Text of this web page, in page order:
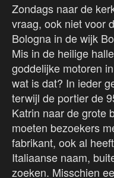
Zondags naar de
vraag, ook niet voor
Bologna in de wijk
Mis in de heilige
goddelijke motoren
wat is dat? In ieder
terwijl de portier de
Katrin naar de grote
moeten bezoekers
fabrikant, ook al
Italiaanse naam,
zoeken. Misschien